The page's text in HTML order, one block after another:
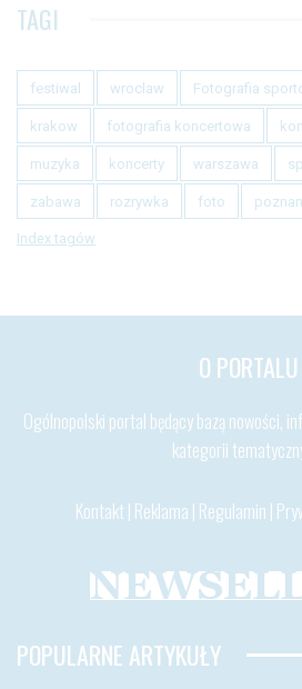
TAGI
festiwal wroclaw Fotografia
krakow fotografia koncertowa
muzyka koncerty warszawa
zabawa rozrywka foto poznan
Index tagów
O PORTALU
Ogólnopolski portal będący bazą nowości,
kategorii
Kontakt | Reklama | Regulamin |
POPULARNE ARTYKUŁY